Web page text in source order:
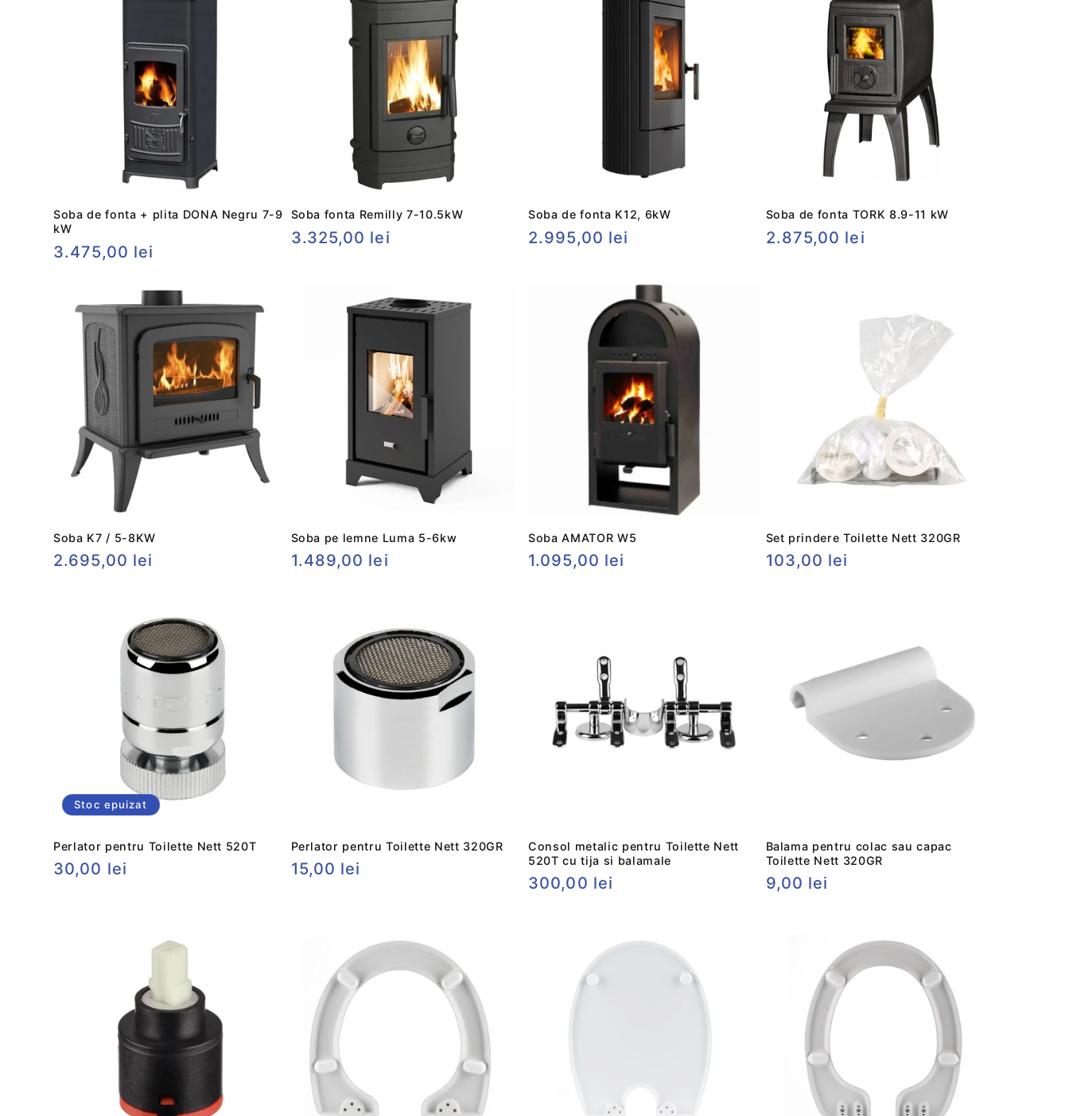
Soba de fonta + plita DONA Negru 7-9
kW
Preț
3.475,00 lei
Soba fonta Remilly 7-10.5kW
Preț
3.325,00 lei
Soba de fonta K12, 6kW
Preț
2.995,00 lei
Soba de fonta TORK 8.9-11 kW
Preț
2.875,00 lei
Soba K7 / 5-8KW
Preț
2.695,00 lei
Soba pe lemne Luma 5-6kw
Preț
1.489,00 lei
Soba AMATOR W5
Preț
1.095,00 lei
Set prindere Toilette Nett 320GR
Preț
103,00 lei
Stoc epuizat
Perlator pentru Toilette Nett 520T
Preț
30,00 lei
Perlator pentru Toilette Nett 320GR
Preț
15,00 lei
Consol metalic pentru Toilette Nett
520T cu tija si balamale
Preț
300,00 lei
Balama pentru colac sau capac
Toilette Nett 320GR
Preț
9,00 lei